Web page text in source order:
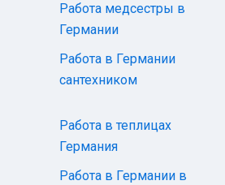
Работа медсестры в
Германии
Работа в Германии
сантехником
Работа в теплицах
Германия
Работа в Германии в